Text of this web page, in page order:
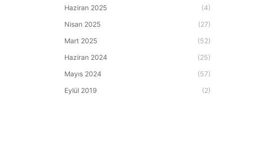
Haziran 2025
(4)
Nisan 2025
(27)
Mart 2025
(52)
Haziran 2024
(25)
Mayıs 2024
(57)
Eylül 2019
(2)